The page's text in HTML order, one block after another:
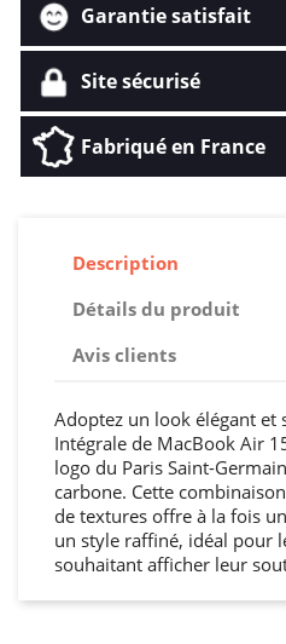
Garantie satisfait
Site sécurisé
Fabriqué en France
Description
Détails du produit
Avis clients
Adoptez un look élégant et
Intégrale de MacBook Air
logo du Paris Saint-
carbone. Cette
de textures offre à la fois
un style raffiné, idéal pour
souhaitant afficher leur